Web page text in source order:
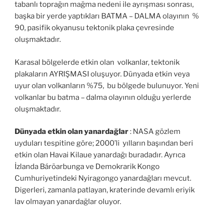
tabanlı toprağın mağma nedeni ile ayrışması sonrası,
başka bir yerde yaptıkları BATMA – DALMA olayının %
90, pasifik okyanusu tektonik plaka çevresinde
oluşmaktadır.
Karasal bölgelerde etkin olan volkanlar, tektonik
plakaların AYRIŞMASI oluşuyor. Dünyada etkin veya
uyur olan volkanların %75, bu bölgede bulunuyor. Yeni
volkanlar bu batma – dalma olayının olduğu yerlerde
oluşmaktadır.
Dünyada etkin olan yanardağlar: NASA gözlem
uyduları tespitine göre; 2000’li yılların başından beri
etkin olan Havai Kilaue yanardağı buradadır. Ayrıca
İzlanda Bárõarbunga ve Demokrarik Kongo
Cumhuriyetindeki Nyiragongo yanardağları mevcut.
Digerleri, zamanla patlayan, kraterinde devamlı eriyik
lav olmayan yanardağlar oluyor.